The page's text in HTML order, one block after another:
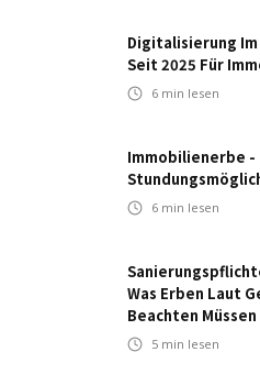
Digitalisierung Im
Seit 2025 Für
6 min lesen
Immobilienerbe
6 min lesen
Was Erben Laut
Beachten Müssen
5 min lesen